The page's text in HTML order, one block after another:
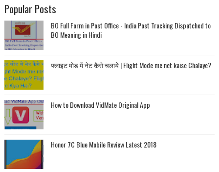
Popular Posts
BO Full Form in Post Office - India Post Tracking Dispatched to
BO Meaning in Hindi
फ्लाइट मोड में नेट कैसे चलाये | Flight Mode me net kaise Chalaye?
How to Download VidMate Original App
Honor 7C Blue Mobile Review Latest 2018